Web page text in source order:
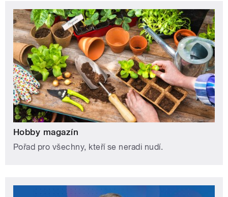
Hobby magazín
Pořad pro všechny, kteří se neradi nudí.